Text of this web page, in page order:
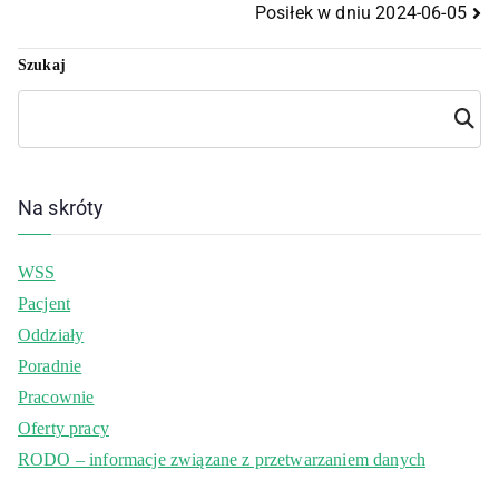
Posiłek w dniu 2024-06-05
Szukaj
Szuka
j
Na skróty
WSS
Pacjent
Oddziały
Poradnie
Pracownie
Oferty pracy
RODO – informacje związane z przetwarzaniem danych